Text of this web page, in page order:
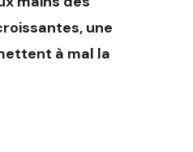
une
à mal la